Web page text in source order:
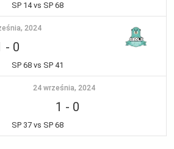
SP 14 vs SP 68
2024
- 0
SP 68 vs SP 41
24 września, 2024
1 - 0
SP 37 vs SP 68